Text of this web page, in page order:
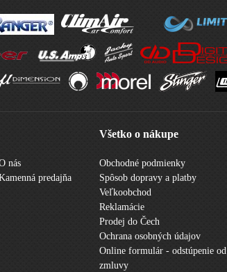
nás
predajňa
Všetko o nákupe
Obchodné podmienky
Spôsob dopravy a platby
Veľkoobchod
Reklamácie
Prodej do Čech
Ochrana osobných údajov
Online formulár - odstúpenie od
zmluvy